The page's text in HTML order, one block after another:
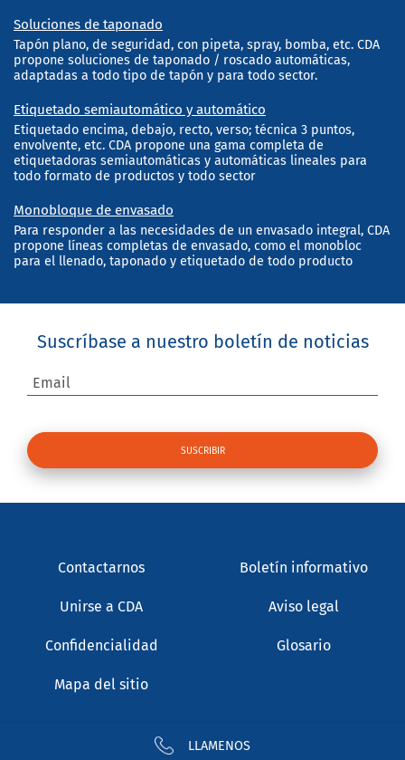
LLAMENOS
Soluciones de taponado
Tapón plano, de seguridad, con pipeta, spray, bomba, etc. CDA
propone soluciones de taponado / roscado automáticas,
adaptadas a todo tipo de tapón y para todo sector.
Etiquetado semiautomático y automático
Etiquetado encima, debajo, recto, verso; técnica 3 puntos,
envolvente, etc. CDA propone una gama completa de
etiquetadoras semiautomáticas y automáticas lineales para
todo formato de productos y todo sector
Monobloque de envasado
Para responder a las necesidades de un envasado integral, CDA
propone líneas completas de envasado, como el monobloc
para el llenado, taponado y etiquetado de todo producto
Suscríbase a nuestro boletín de noticias
Email
Contactarnos Boletín informativo
Unirse a CDA Aviso legal
Confidencialidad Glosario
Mapa del sitio